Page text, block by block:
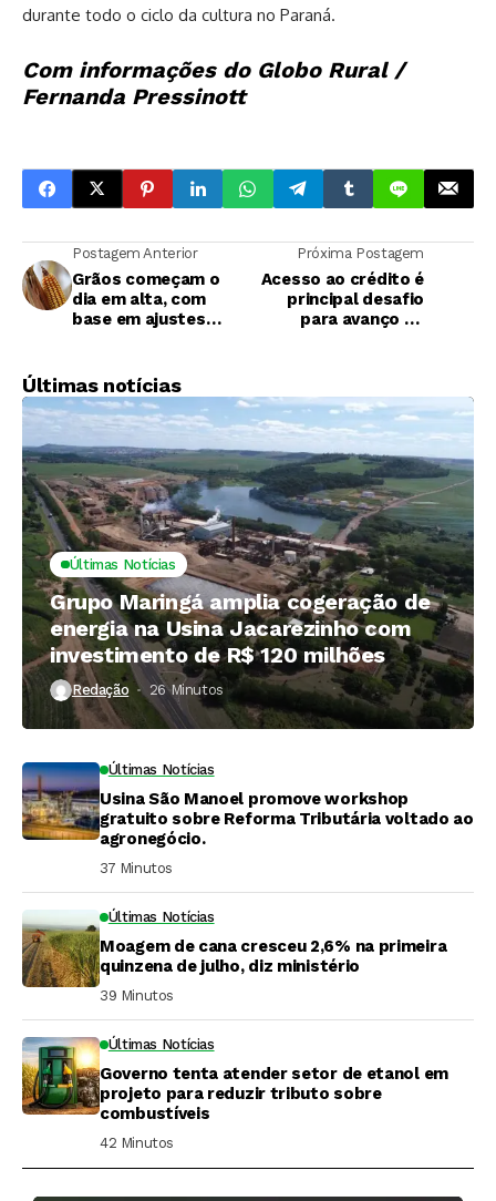
durante todo o ciclo da cultura no Paraná.
Com informações do Globo Rural /
Fernanda Pressinott
Postagem Anterior
Grãos começam o
dia em alta, com
base em ajustes
Próxima Postagem
Acesso ao crédito é
principal desafio
para avanço da
Últimas notícias
Últimas Notícias
Grupo Maringá amplia cogeração de
energia na Usina Jacarezinho com
investimento de R$ 120 milhões
Redação 26 Minutos ⁮
Últimas Notícias
Usina São Manoel promove workshop
gratuito sobre Reforma Tributária voltado ao
agronegócio.
37 Minutos ⁮
Últimas Notícias
Moagem de cana cresceu 2,6% na primeira
quinzena de julho, diz ministério
39 Minutos ⁮
Últimas Notícias
Governo tenta atender setor de etanol em
projeto para reduzir tributo sobre
combustíveis
42 Minutos ⁮